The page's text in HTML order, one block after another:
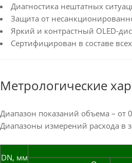
Диагностика нештатных
Защита от
Яркий и контрастный OLED-
Сертифицирован в составе
Метрологические
Диапазон показаний объема – от
Диапазоны измерений расхода в
DN, мм